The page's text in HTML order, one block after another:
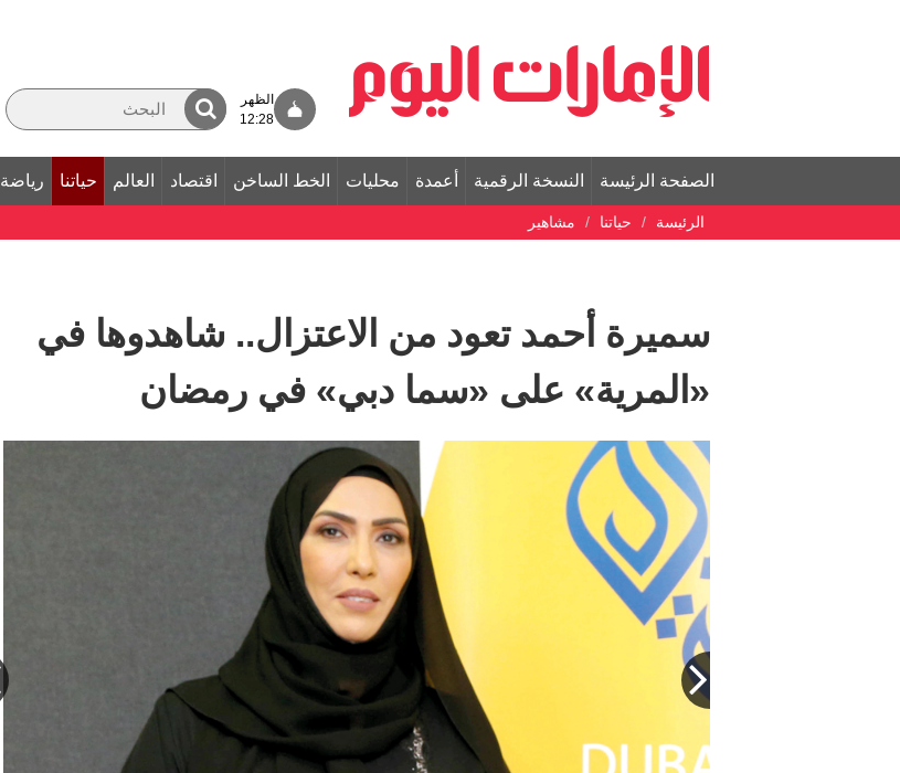
الظهر
12:28
الصفحة الرئيسة النسخة الرقمية أعمدة محليات الخط الساخن اقتصاد العالم حياتنا رياضة
الرئيسة حياتنا مشاهير
سميرة أحمد تعود من الاعتزال.. شاهدوها في
«المرية» على «سما دبي» في رمضان